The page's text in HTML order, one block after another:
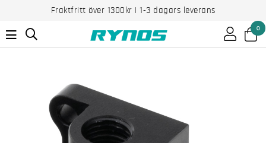
Fraktfritt över 1300kr | 1-3 dagars leverans
0